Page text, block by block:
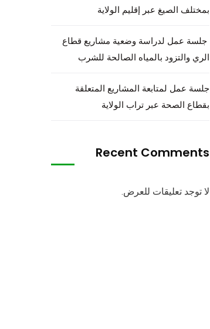
بمختلف الصيغ عبر إقليم الولاية
جلسة عمل لدراسة وضعية مشاريع قطاع
الري والتزود بالمياه الصالحة للشرب
جلسة عمل لمتابعة المشاريع المتعلقة
بقطاع الصحة عبر تراب الولاية
Recent Comments
لا توجد تعليقات للعرض.